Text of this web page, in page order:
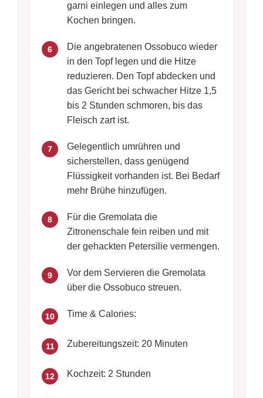
garni einlegen und alles zum
Kochen bringen.
6
Die angebratenen Ossobuco wieder
in den Topf legen und die Hitze
reduzieren. Den Topf abdecken und
das Gericht bei schwacher Hitze 1,5
bis 2 Stunden schmoren, bis das
Fleisch zart ist.
7
Gelegentlich umrühren und
sicherstellen, dass genügend
Flüssigkeit vorhanden ist. Bei Bedarf
mehr Brühe hinzufügen.
8
Für die Gremolata die
Zitronenschale fein reiben und mit
der gehackten Petersilie vermengen.
9
Vor dem Servieren die Gremolata
über die Ossobuco streuen.
10 Time & Calories:
11 Zubereitungszeit: 20 Minuten
12 Kochzeit: 2 Stunden